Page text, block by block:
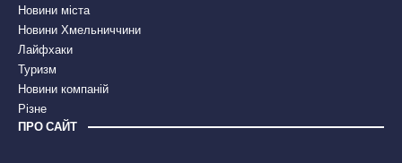
Новини міста
Новини Хмельниччини
Лайфхаки
Туризм
Новини компаній
Різне
ПРО САЙТ